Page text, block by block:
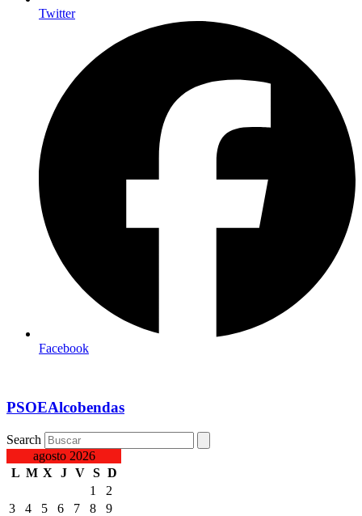
Twitter
Facebook
PSOEAlcobendas
Search
agosto 2026
L M X J V S D
1
2
3
4 5 6 7 8
9